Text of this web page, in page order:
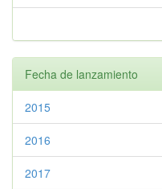
Fecha de lanzamiento
2015
2016
2017